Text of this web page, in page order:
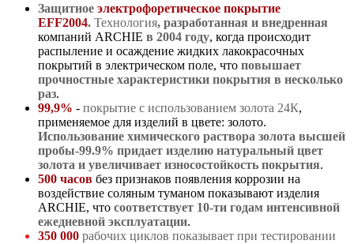
Защитное электрофоретическое покрытие
EFF2004. Технология, разработанная и внедренная
компаний ARCHIE в 2004 году, когда происходит
распыление и осаждение жидких лакокрасочных
покрытий в электрическом поле, что повышает
прочностные характеристики покрытия в несколько
раз.
99,9% - покрытие с использованием золота 24К,
применяемое для изделий в цвете: золото.
Использование химического раствора золота высшей
пробы-99.9% придает изделию натуральный цвет
золота и увеличивает износостойкость покрытия.
500 часов без признаков появления коррозии на
воздействие соляным туманом показывают изделия
ARCHIE, что соответствует 10-ти годам интенсивной
ежедневной эксплуатации.
350 000 рабочих циклов показывает при тестировании